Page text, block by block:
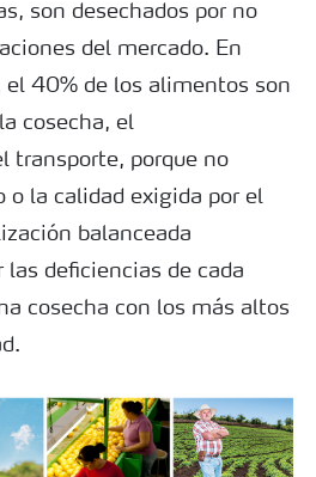
son desechados por no
del mercado. En
el 40% de los alimentos son
cosecha, el
transporte, porque no
o la calidad exigida por el
balanceada
las deficiencias de cada
cosecha con los más altos